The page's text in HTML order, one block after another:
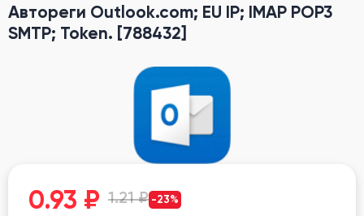
Автореги Outlook.com; EU IP; IMAP POP3
SMTP; Token. [788432]
0.93 ₽ 1.21 ₽ -23%